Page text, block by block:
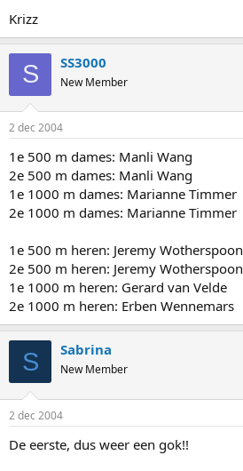
Krizz
S SS3000
New Member
2 dec 2004
1e 500 m dames: Manli Wang
2e 500 m dames: Manli Wang
1e 1000 m dames: Marianne Timmer
2e 1000 m dames: Marianne Timmer
1e 500 m heren: Jeremy Wotherspoon
2e 500 m heren: Jeremy Wotherspoon
1e 1000 m heren: Gerard van Velde
2e 1000 m heren: Erben Wennemars
S Sabrina
New Member
2 dec 2004
De eerste, dus weer een gok!!